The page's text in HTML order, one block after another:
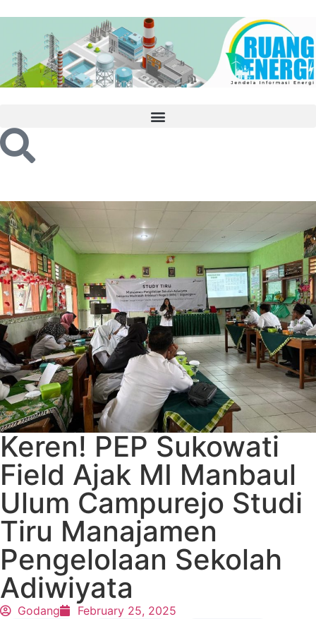
Keren! PEP Sukowati
Field Ajak MI Manbaul
Ulum Campurejo Studi
Tiru Manajamen
Pengelolaan Sekolah
Adiwiyata
Godang February 25, 2025